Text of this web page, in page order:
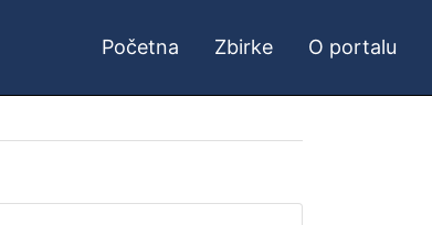
Početna Zbirke O portalu